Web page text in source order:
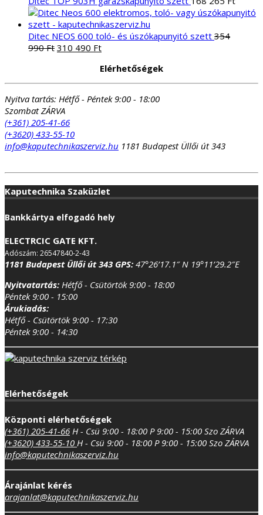
885 Ft.
985 Ft.
Ditec NEOS 600 toló- és úszókapunyitó szett 354
990Ft Original
354
990 Ft.
310 490 FtCurrent
is:
310
490 Ft.
Elérhetőségek
Nyitva tartás: Hétfő - Péntek 9:00 - 18:00
Szombat ZÁRVA
(+361) 205-41-66
(+3620) 433-55-10
info@kaputechnikaszerviz.hu 1181 Budapest Üllői út 343
Kaputechnika Szaküzlet
Bankkártya elfogadó hely
ELECTRCIC GATE KFT.
Adószám: 26547840-2-43
1181 Budapest Üllői út 343 GPS: 47°26’17.1″ N 19°11’29.2″E
Nyitvatartás: Hétfő - Csütörtök 9:00 - 18:00
Péntek 9:00 - 15:00
Árukiadás:
Hétfő - Csütörtök 9:00 - 17:30
Péntek 9:00 - 14:30
Elérhetőségek
Központi elérhetőségek
(+361) 205-41-66 H - Csü 9:00 - 18:00 P 9:00 - 15:00 Szo ZÁRVA
(+3620) 433-55-10 H - Csü 9:00 - 18:00 P 9:00 - 15:00 Szo ZÁRVA
info@kaputechnikaszerviz.hu
Árajánlat kérés
arajanlat@kaputechnikaszerviz.hu